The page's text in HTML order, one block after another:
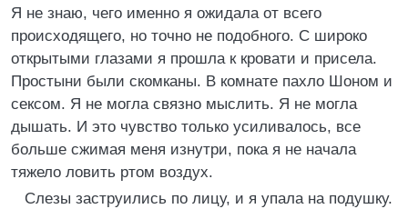
Я не знаю, чего именно я ожидала от всего
происходящего, но точно не подобного. С широко
открытыми глазами я прошла к кровати и присела.
Простыни были скомканы. В комнате пахло Шоном и
сексом. Я не могла связно мыслить. Я не могла
дышать. И это чувство только усиливалось, все
больше сжимая меня изнутри, пока я не начала
тяжело ловить ртом воздух.
Слезы заструились по лицу, и я упала на подушку.